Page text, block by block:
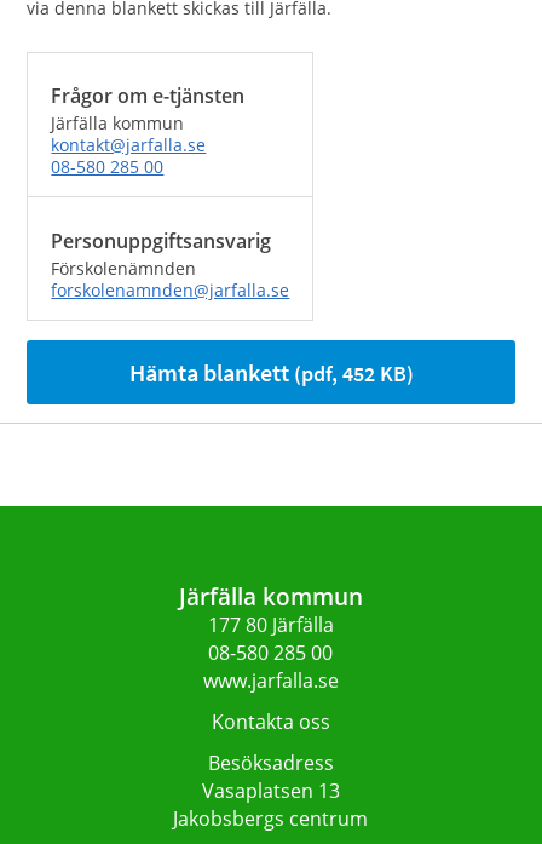
via denna blankett skickas till Järfälla.
Frågor om e-tjänsten
Järfälla kommun
kontakt@jarfalla.se
08-580 285 00
Personuppgiftsansvarig
Förskolenämnden
forskolenamnden@jarfalla.se
Hämta blankett(pdf, 452 KB)
Järfälla kommun
177 80 Järfälla
08-580 285 00
www.jarfalla.se
Kontakta oss
Besöksadress
Vasaplatsen 13
Jakobsbergs centrum